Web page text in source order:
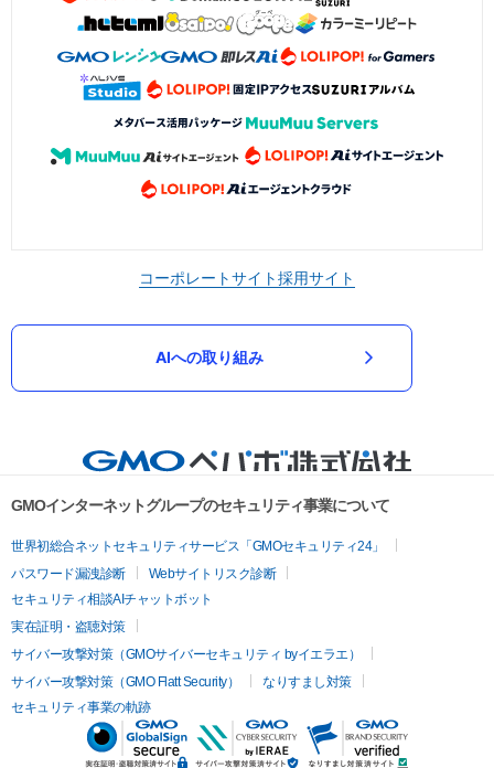
コーポレートサイト採用サイト
AIへの取り組み
GMOインターネットグループのセキュリティ事業について
世界初総合ネットセキュリティサービス「GMOセキュリティ24」
パスワード漏洩診断
Webサイトリスク診断
セキュリティ相談AIチャットボット
実在証明・盗聴対策
サイバー攻撃対策（GMOサイバーセキュリティ byイエラエ）
サイバー攻撃対策（GMO Flatt Security）
なりすまし対策
セキュリティ事業の軌跡